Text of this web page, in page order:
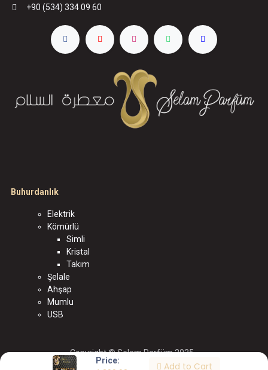
Price:
Add to Cart
+90 (534) 334 09 60
Buhurdanlık
Elektrik
Kömürlü
Simli
Kristal
Takım
Şelale
Ahşap
Mumlu
USB
Copyright © Selam Parfüm 2025
الْعَرَبيّة
| English (US) | Türkçe